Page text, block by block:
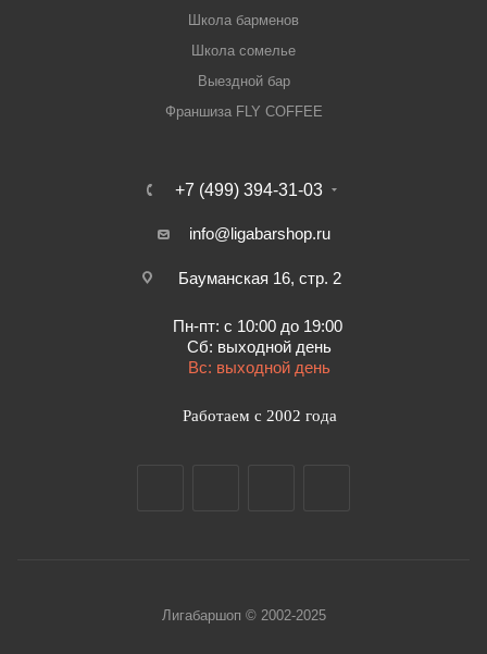
Школа барменов
Школа сомелье
Выездной бар
Франшиза FLY COFFEE
+7 (499) 394-31-03
info@ligabarshop.ru
Бауманская 16, стр. 2
Пн-пт: с 10:00 до 19:00
Сб: выходной день
Вс: выходной день
Работаем с 2002 года
Лигабаршоп © 2002-2025